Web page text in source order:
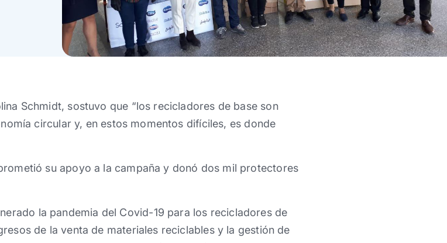
Schmidt, sostuvo que “los recicladores de base son
circular y, en estos momentos difíciles, es donde
su apoyo a la campaña y donó dos mil protectores
la pandemia del Covid-19 para los recicladores de
de la venta de materiales reciclables y la gestión de